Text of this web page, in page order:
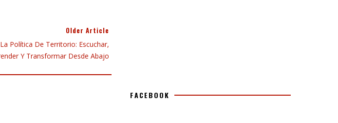
Older Article
Política De Territorio: Escuchar,
Y Transformar Desde Abajo
FACEBOOK